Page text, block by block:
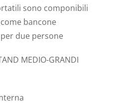
sono componibili
bancone
due persone
MEDIO-GRANDI